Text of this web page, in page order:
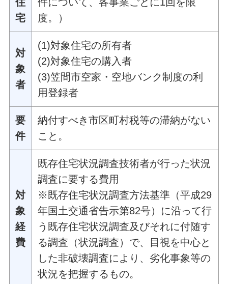
宅
度。）
対
象
者
(1)対象住宅の所有者
(2)対象住宅の購入者
(3)笠間市空家・空地バンク制度の利
用登録者
要
件
納付すべき市区町村税等の滞納がない
こと。
対
象
経
費
既存住宅状況調査技術者が行った状況
調査に要する費用
※既存住宅状況調査方法基準（平成29
年国土交通省告示第82号）に沿って行
う既存住宅状況調査及びそれに付随す
る調査（状況調査）で、目視を中心と
した非破壊調査により、劣化事象等の
状況を把握するもの。